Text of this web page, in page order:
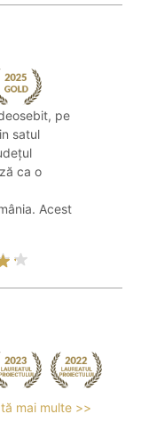
pe
satul
ca o
Acest
mai multe >>